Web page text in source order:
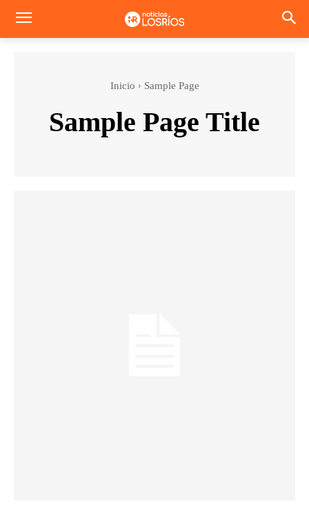
Inicio Sample Page
Sample Page Title